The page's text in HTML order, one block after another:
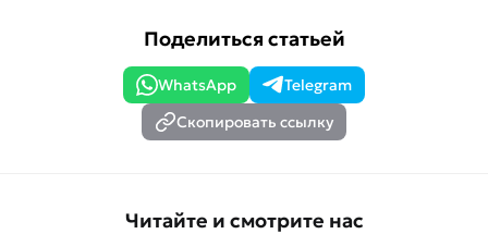
Поделиться статьей
WhatsApp
Telegram
Скопировать ссылку
Читайте и смотрите нас